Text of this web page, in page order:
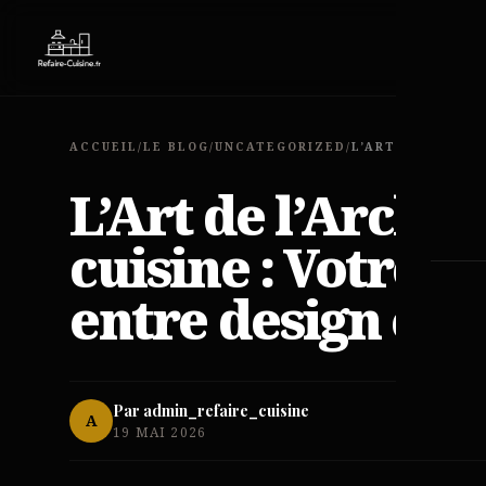
ACCUEIL /LE BLOG/UNCATEGORIZED /
L’Art de
cuisine : Votre
entre design et
A Par admin_refaire_cuisine
19 MAI 2026